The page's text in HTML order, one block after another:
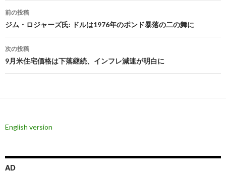
投
稿
ナ
ビ
ゲ
ー
ョ
前の投稿
ジム・ロジャーズ氏: ドルは1976年のポンド暴落の二の舞に
次の投稿
9月米住宅価格は下落継続、インフレ減速が明白に
English version
AD